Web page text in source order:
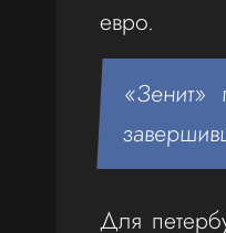
евро.
Для